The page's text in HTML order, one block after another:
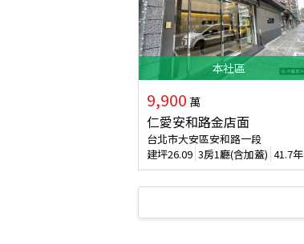
本社區
9,900 萬
仁愛安和路金店面
台北市大安區安和路一段
建坪26.09 3房1廳(含加蓋) 41.7年